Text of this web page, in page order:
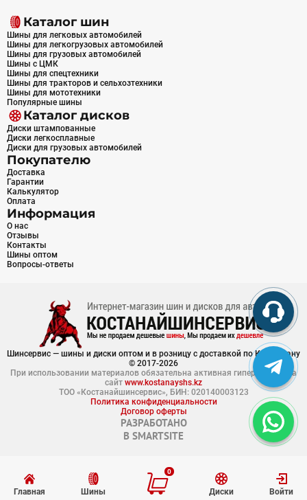
Главная Шины
0
Диски Войти
Каталог шин
Шины для легковых автомобилей
Шины для легкогрузовых автомобилей
Шины для грузовых автомобилей
Шины с ЦМК
Шины для спецтехники
Шины для тракторов и сельхозтехники
Шины для мототехники
Популярные шины
Каталог дисков
Диски штампованные
Диски легкосплавные
Диски для грузовых автомобилей
Покупателю
Доставка
Гарантии
Калькулятор
Оплата
Информация
О нас
Отзывы
Контакты
Шины оптом
Вопросы-ответы
Шинсервис — шины и диски оптом и в розницу с доставкой по Казахстану
© 2017-2026
При использовании материалов обязательна активная гиперссылка на
сайт www.kostanayshs.kz
ТОО «Костанайшинсервис», БИН: 020140003123
Политика конфиденциальности
Договор оферты
РАЗРАБОТАНО
В SMARTSITE